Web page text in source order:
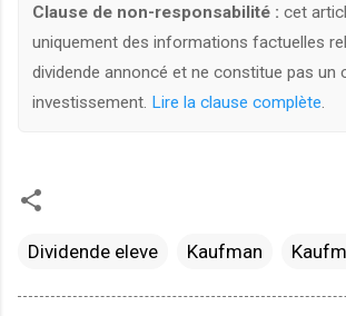
Clause de non-responsabilité : cet
uniquement des informations factuelles
dividende annoncé et ne constitue pas un
investissement. Lire la clause complète.
Dividende eleve Kaufman